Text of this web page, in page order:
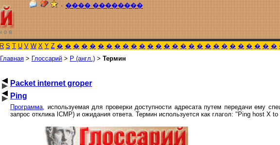
٠ ���� ��������
R S T U V W X Y Z � � � � � � � � � � � � � � � � � � � � � � � � � � �
Главная > Глоссарий > P (англ.) > Термин
Packet internet groper
Ping
Программа, используемая для проверки доступности адресата путем передачи ему
запрос отклика ICMP) и ожидания ответа. Термин используется как глагол: "Ping host X